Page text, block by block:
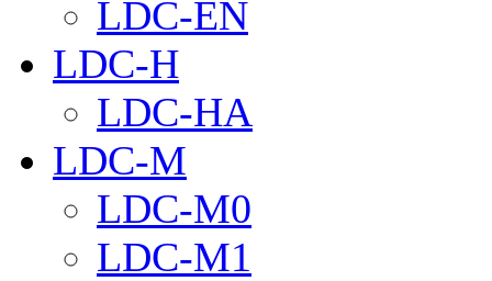
LDC-EN
LDC-H
LDC-HA
LDC-M
LDC-M0
LDC-M1